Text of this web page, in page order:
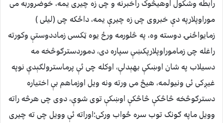
رابطه وشکول اوهیڅوک راخبرنه و چی زه چیری یمه، خوضروربه می
موراوپلارپه دې خبروی چی زه چیرې یمه، داځکه چی (لیلی )
زمایواځنۍ دوسته وه، په څلورمه ورځ یوه ټکسی زماددوستې وکورته
راغله چی زماموراوپلارپکښې سپاره دی، دموردسترګوڅخه مه
دسیلاب په شان اوښکې بهېدلې، اوکله چی ئې پرماسترولګېدې نوپه
غیږکی ئی ونیولمه، هیڅ می ورته ونه ویل اوزماهم بې اختیاره
دسترګوڅخه څاڅکې څاڅکې اوښکې توی شوې، دوی چی هرڅه راته
وویل ماپه ګونګ توب سره ځواب ورکی؛اوراته ئې وویل چی ته چیری